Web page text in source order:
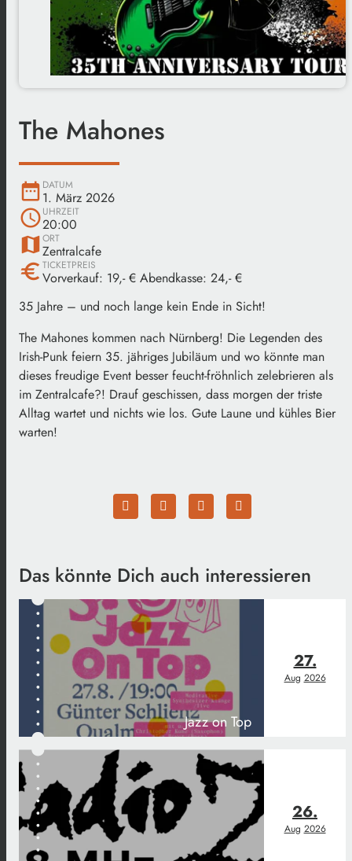
The Mahones
date_range DATUM
1. März 2026
scheduleUHRZEIT
20:00
map ORT
Zentralcafe
euro TICKETPREIS
Vorverkauf: 19,- € Abendkasse: 24,- €
35 Jahre – und noch lange kein Ende in Sicht!
The Mahones kommen nach Nürnberg! Die Legenden des
Irish-Punk feiern 35. jähriges Jubiläum und wo könnte man
dieses freudige Event besser feucht-fröhnlich zelebrieren als
im Zentralcafe?! Drauf geschissen, dass morgen der triste
Alltag wartet und nichts wie los. Gute Laune und kühles Bier
warten!
Das könnte Dich auch interessieren
Jazz on Top
27.
Aug 2026
26.
Aug 2026